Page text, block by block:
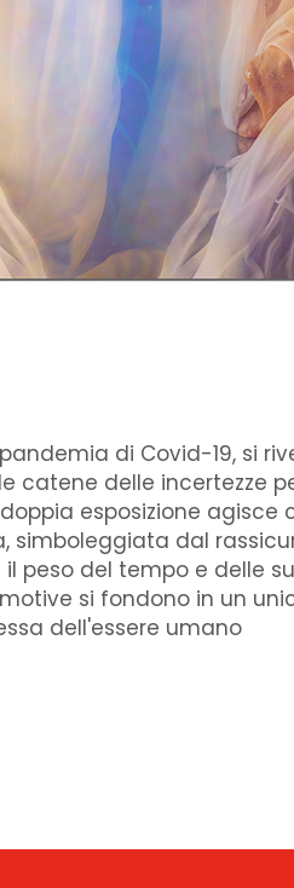
di Covid-19, si
catene delle incertezze
esposizione
dal
peso del tempo e delle
si fondono in un
dell'essere umano